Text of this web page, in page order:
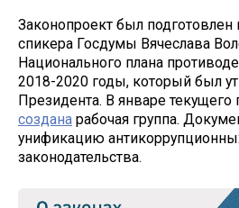
Законопроект был
спикера Госдумы Вячеслава
Национального плана
2018-2020 годы, который был
Президента. В январе текущего
создана рабочая группа.
унификацию
законодательства.